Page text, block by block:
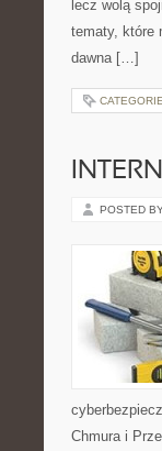
lecz wolą
tematy, które
dawna […]
POSTED
Chmura i